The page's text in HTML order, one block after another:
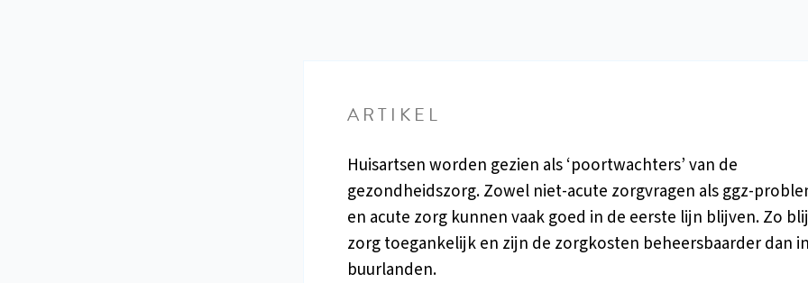
ARTIKEL
Huisartsen worden gezien als ‘poortwachters’ van de
gezondheidszorg. Zowel niet-acute zorgvragen als ggz-
en acute zorg kunnen vaak goed in de eerste lijn blijven. Zo
zorg toegankelijk en zijn de zorgkosten beheersbaarder dan
buurlanden.